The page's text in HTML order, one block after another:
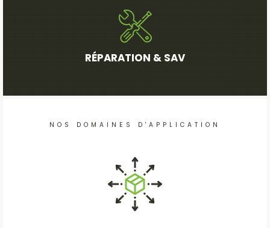
RÉPARATION & SAV
NOS DOMAINES D'APPLICATION